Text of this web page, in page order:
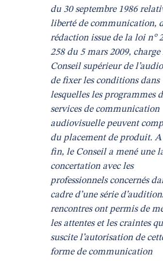
du 30 septembre 1986
liberté de communication,
rédaction issue de la loi n°
258 du 5 mars 2009, charge
Conseil supérieur de
de fixer les conditions dans
lesquelles les programmes
services de communication
audiovisuelle peuvent
du placement de produit. A
fin, le Conseil a mené une
concertation avec les
professionnels concernés
cadre d’une série
rencontres ont permis de
les attentes et les craintes
suscite l’autorisation de
forme de communication